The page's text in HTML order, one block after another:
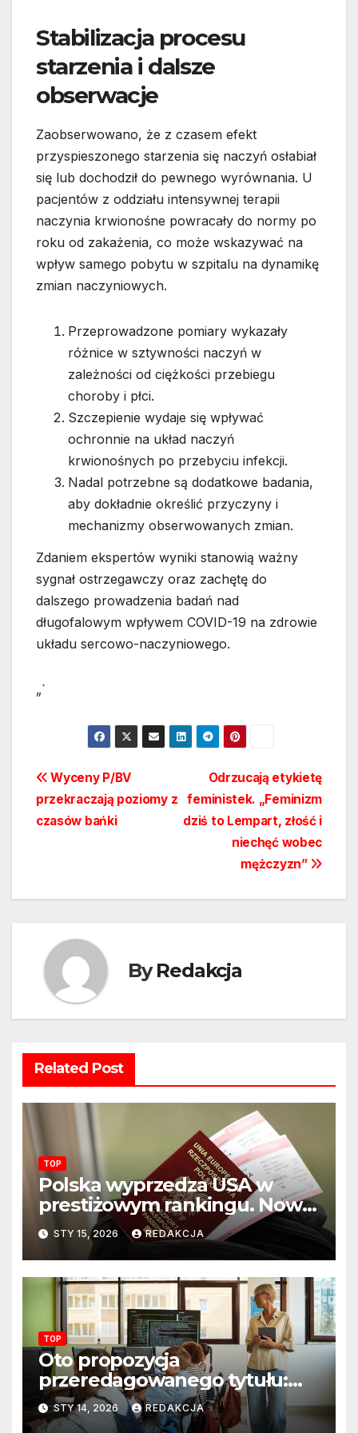
Stabilizacja procesu
starzenia i dalsze
obserwacje
Zaobserwowano, że z czasem efekt
przyspieszonego starzenia się naczyń osłabiał
się lub dochodził do pewnego wyrównania. U
pacjentów z oddziału intensywnej terapii
naczynia krwionośne powracały do normy po
roku od zakażenia, co może wskazywać na
wpływ samego pobytu w szpitalu na dynamikę
zmian naczyniowych.
Przeprowadzone pomiary wykazały
różnice w sztywności naczyń w
zależności od ciężkości przebiegu
choroby i płci.
Szczepienie wydaje się wpływać
ochronnie na układ naczyń
krwionośnych po przebyciu infekcji.
Nadal potrzebne są dodatkowe badania,
aby dokładnie określić przyczyny i
mechanizmy obserwowanych zmian.
Zdaniem ekspertów wyniki stanowią ważny
sygnał ostrzegawczy oraz zachętę do
dalszego prowadzenia badań nad
długofalowym wpływem COVID-19 na zdrowie
układu sercowo-naczyniowego.
„`
Nawigacja
wpisu
Odrzucają etykietę
feministek. „Feminizm
dziś to Lempart, złość i
niechęć wobec
mężczyzn”
Wyceny P/BV
przekraczają poziomy z
czasów bańki
ByRedakcja
Related Post
TOP
Polska wyprzedza USA w
prestiżowym rankingu. Nowy
układ sił na świecie?
STY 15, 2026 REDAKCJA
TOP
Oto propozycja
przeredagowanego tytułu:
Resort edukacji szkoli
nauczycieli z wykorzystania
STY 14, 2026 REDAKCJA